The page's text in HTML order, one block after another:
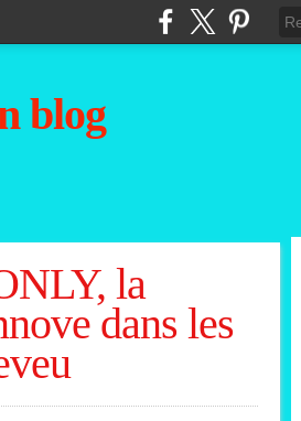
blog
la
dans les